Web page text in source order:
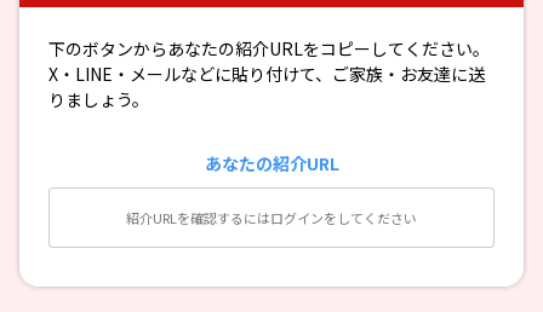
下のボタンからあなたの紹介URLをコピーしてください。
X・LINE・メールなどに貼り付けて、ご家族・お友達に送
りましょう。
あなたの紹介URL
紹介URLを確認するにはログインをしてください